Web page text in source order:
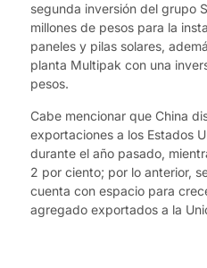
segunda inversión del grupo
millones de pesos para la
paneles y pilas solares,
planta Multipak con una
pesos.
Cabe mencionar que China
exportaciones a los Estados
durante el año pasado,
2 por ciento; por lo anterior,
cuenta con espacio para
agregado exportados a la